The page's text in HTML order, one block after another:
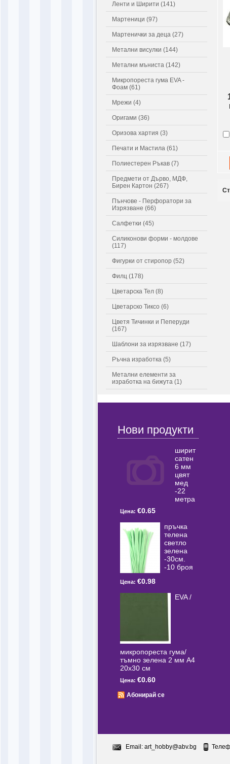
Ленти и Ширити (141)
Мартеници (97)
Мартенички за деца (27)
Метални висулки (144)
Метални мъниста (142)
Микропореста гума EVA -
Фоам (61)
Мрежи (4)
Оригами (36)
Оризова хартия (3)
Печати и Мастила (61)
Полиестерен Ръкав (7)
Предмети от Дърво, МДФ,
Бирен Картон (267)
Пънчове - Перфоратори за
Изрязване (66)
Салфетки (45)
Силиконови форми - молдове
(117)
Фигурки от стиропор (52)
Филц (178)
Цветарска Тел (8)
Цветарско Тиксо (6)
Цветя Тичинки и Пеперуди
(167)
Шаблони за изрязване (17)
Ръчна изработка (5)
Метални елементи за
изработка на бижута (1)
Нови продукти
ширит
сатен
6 мм
цвят
мед
-22
метра
Цена: €0.65
пръчка
телена
светлo
зелена
-30см.
-10 броя
Цена: €0.98
EVA /
микропореста гума/
тъмно зелена 2 мм А4
20x30 см
Цена: €0.60
Абонирай се
Email: art_hobby@abv.bg